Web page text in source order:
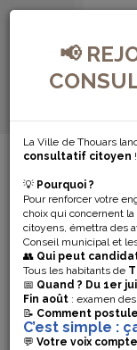
📢
La Ville de Thouars
consultatif citoyen
💡 Pourquoi ?
Pour renforcer votre
choix qui concernent
citoyens, émettra des
Conseil municipal et
👥 Qui peut
Tous les habitants de
📅 Quand ? Du 1er
Fin août : examen
📝 Comment
C’est simple :
💬 Votre voix